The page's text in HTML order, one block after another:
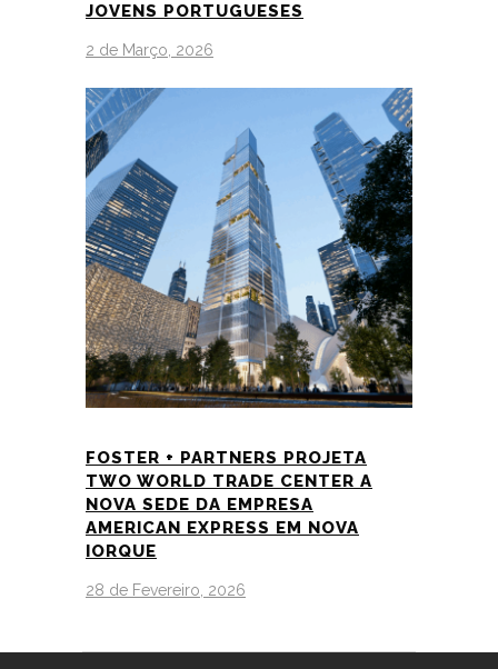
JOVENS PORTUGUESES
2 de Março, 2026
FOSTER + PARTNERS PROJETA
TWO WORLD TRADE CENTER A
NOVA SEDE DA EMPRESA
AMERICAN EXPRESS EM NOVA
IORQUE
28 de Fevereiro, 2026